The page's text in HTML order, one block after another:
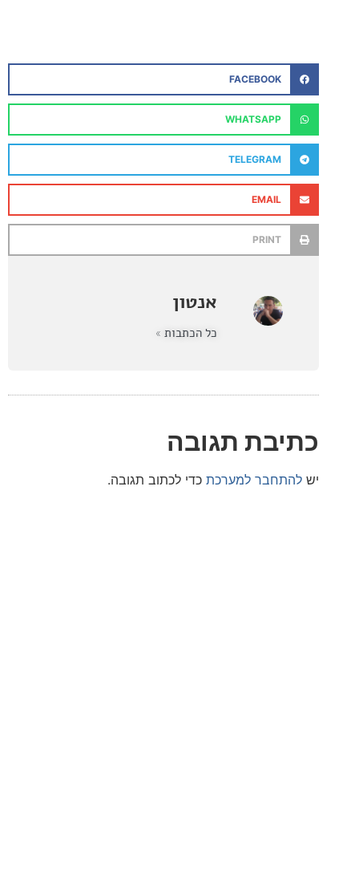
FACEBOOK
WHATSAPP
TELEGRAM
אנטון
תגובה
למערכתכדי לכתוב תגובה.